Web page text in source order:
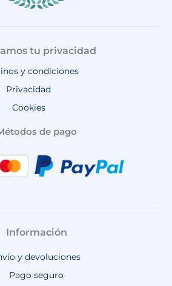
tu privacidad
y condiciones
Privacidad
Cookies
de pago
Información
y devoluciones
Pago seguro